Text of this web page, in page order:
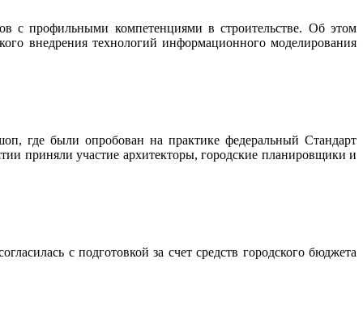
с профильными компетенциями в строительстве. Об этом
внедрения технологий информационного моделирования
где были опробован на практике федеральный Стандарт
приняли участие архитекторы, городские планировщики и
с подготовкой за счет средств городского бюджета